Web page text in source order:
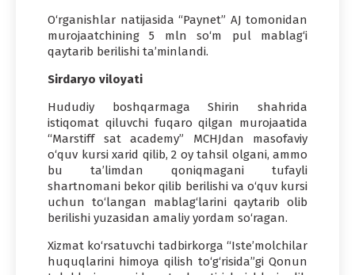
O‘rganishlar natijasida “Paynet” AJ tomonidan
murojaatchining 5 mln so‘m pul mablag‘i
qaytarib berilishi ta’minlandi.
Sirdaryo viloyati
Hududiy boshqarmaga Shirin shahrida
istiqomat qiluvchi fuqaro qilgan murojaatida
“Marstiff sat academy” MCHJdan masofaviy
o‘quv kursi xarid qilib, 2 oy tahsil olgani, ammo
bu ta’limdan qoniqmagani tufayli
shartnomani bekor qilib berilishi va o‘quv kursi
uchun to‘langan mablag‘larini qaytarib olib
berilishi yuzasidan amaliy yordam so‘ragan.
Xizmat ko‘rsatuvchi tadbirkorga “Iste’molchilar
huquqlarini himoya qilish to‘g‘risida”gi Qonun